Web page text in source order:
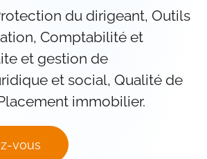
du dirigeant, Outils
Comptabilité et
et gestion de
et social, Qualité de
immobilier.
vous